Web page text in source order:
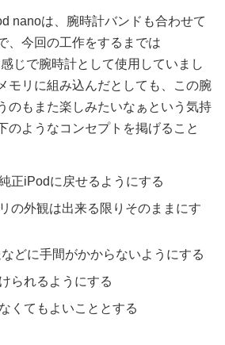
nanoは、腕時計バンドも合わせて
、今回の工作をするまでは
じで腕時計として使用していまし
モリに組み込んだとしても、この腕
のもまた楽しみたいなぁという気持
のようなコンセプトを掲げること
正iPodに戻せるようにする
の外観は出来る限りそのままにす
どに手間がかからないようにする
られるようにする
くてもよいこととする